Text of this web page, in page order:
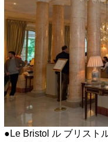
●Le Bristol ル ブリストル